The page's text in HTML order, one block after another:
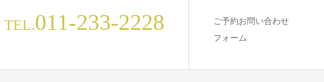
TEL.011-233-2228
ご予約お問い合わせ
フォーム